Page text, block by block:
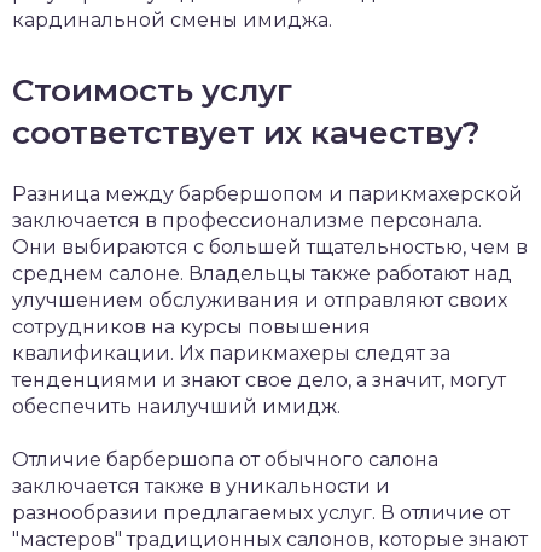
кардинальной смены имиджа.
Стоимость услуг
соответствует их качеству?
Разница между барбершопом и парикмахерской
заключается в профессионализме персонала.
Они выбираются с большей тщательностью, чем в
среднем салоне. Владельцы также работают над
улучшением обслуживания и отправляют своих
сотрудников на курсы повышения
квалификации. Их парикмахеры следят за
тенденциями и знают свое дело, а значит, могут
обеспечить наилучший имидж.
Отличие барбершопа от обычного салона
заключается также в уникальности и
разнообразии предлагаемых услуг. В отличие от
"мастеров" традиционных салонов, которые знают